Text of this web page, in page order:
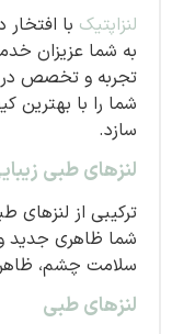
لنزاپتیک با افتخار
به شما عزیزان
تجربه و تخصص در
شما را با بهترین
سازد.
لنزهای طبی
ترکیبی از لنزهای
شما ظاهری جدید
سلامت چشم،
لنزهای طبی